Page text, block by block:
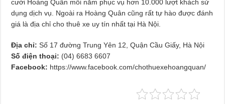
cưới Hoàng Quân mỗi năm phục vụ hơn 10.000 lượt khách sử
dụng dịch vụ. Ngoài ra Hoàng Quân cũng rất tự hào được đánh
giá là địa chỉ cho thuê xe uy tín nhất tại Hà Nội.
Địa chỉ:Số 17 đường Trung Yên 12, Quận Cầu Giấy, Hà Nội
Số điện thoại: (04) 6683 6607
Facebook: https://www.facebook.com/chothuexehoangquan/